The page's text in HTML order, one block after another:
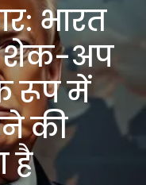
भारत
शेक-अप
रूप में
की
है